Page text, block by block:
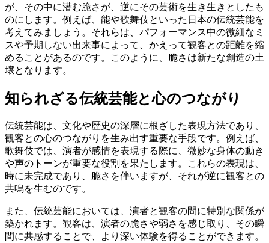
が、その中に潜む脆さが、逆にその芸術を生き生きとしたも
のにします。例えば、能や歌舞伎といった日本の伝統芸能を
考えてみましょう。それらは、パフォーマンス中の微細なミ
スや予期しない出来事によって、かえって観客との距離を縮
めることがあるのです。このように、脆さは新たな創造の土
壌となります。
知られざる伝統芸能と心のつながり
伝統芸能は、文化や歴史の深層に根ざした表現方法であり、
観客との心のつながりを生み出す重要な手段です。例えば、
歌舞伎では、演者が感情を表現する際に、微妙な身体の動き
や声のトーンが重要な役割を果たします。これらの表現は、
時に未完成であり、脆さを伴いますが、それが逆に観客との
共鳴を生むのです。
また、伝統芸能においては、演者と観客の間に特別な関係が
築かれます。観客は、演者の脆さや弱さを感じ取り、その瞬
間に共感することで、より深い体験を得ることができます。